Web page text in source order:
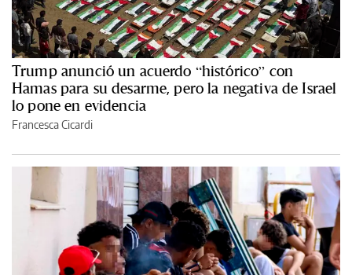
Trump anunció un acuerdo “histórico” con
Hamas para su desarme, pero la negativa de Israel
lo pone en evidencia
Francesca Cicardi